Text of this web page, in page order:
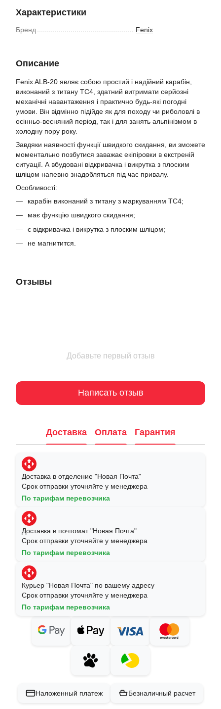
Характеристики
Бренд Fenix
Описание
Fenix ALB-20 являє собою простий і надійний карабін,
виконаний з титану TC4, здатний витримати серйозні
механічні навантаження і практично будь-які погодні
умови. Він відмінно підійде як для походу чи риболовлі в
осінньо-весняний період, так і для занять альпінізмом в
холодну пору року.
Завдяки наявності функції швидкого скидання, ви зможете
моментально позбутися заважає екіпіровки в екстреній
ситуації. А вбудовані відкривачка і викрутка з плоским
шліцом напевно знадобляться під час привалу.
Особливості:
карабін виконаний з титану з маркуванням TC4;
має функцію швидкого скидання;
є відкривачка і викрутка з плоским шліцом;
не магнитится.
Отзывы
Добавьте первый отзыв
Написать отзыв
Доставка Оплата Гарантия
Доставка в отделение "Новая Почта"
Срок отправки уточняйте у менеджера
По тарифам перевозчика
Доставка в почтомат "Новая Почта"
Срок отправки уточняйте у менеджера
По тарифам перевозчика
Курьер "Новая Почта" по вашему адресу
Срок отправки уточняйте у менеджера
По тарифам перевозчика
Наложенный платеж Безналичный расчет